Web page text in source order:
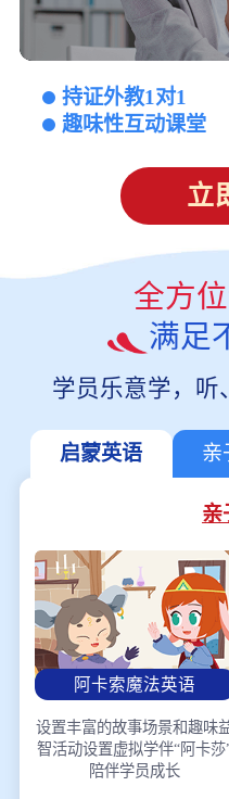
持证外教1对1
趣味性互动课堂
立
全方
满足
学员乐意学，听
启蒙英语 亲
亲
阿卡索魔法英语
设置丰富的故事场景和趣味
智活动设置虚拟学伴“阿卡莎
陪伴学员成长